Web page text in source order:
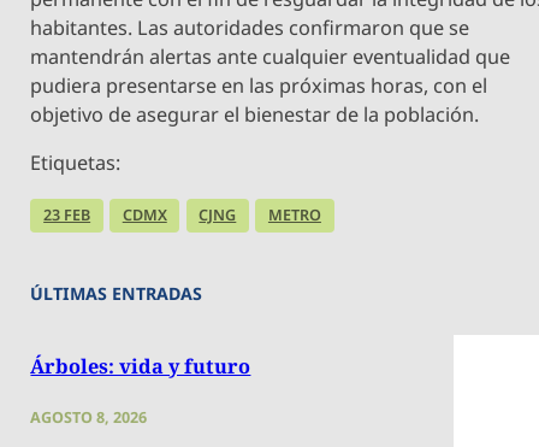
habitantes. Las autoridades confirmaron que se
mantendrán alertas ante cualquier eventualidad que
pudiera presentarse en las próximas horas, con el
objetivo de asegurar el bienestar de la población.
Etiquetas:
23 FEB CDMX CJNG METRO
ÚLTIMAS ENTRADAS
Árboles: vida y futuro
AGOSTO 8, 2026